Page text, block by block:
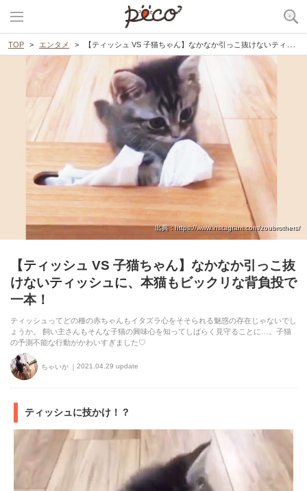
TOP エンタメ 【ティッシュ VS 子猫ちゃん】なかなか引っこ抜けないティッシュに、本猫もビックリな背負投で一本！
出典 : https://www.instagram.com/zoubrothers/
【ティッシュ VS 子猫ちゃん】なかなか引っこ抜
けないティッシュに、本猫もビックリな背負投で
一本！
ティッシュってどの種の赤ちゃんもイタズラ心をそそられる魅惑の存在じゃないでし
ょうか。 飼い主さんもそんな子猫の興味心を知ってしばらく見守ることに…。子猫
の予測不能な行動がかわいすぎました♡
ちゃいか 2021.04.29 update
ティッシュに技かけ！？